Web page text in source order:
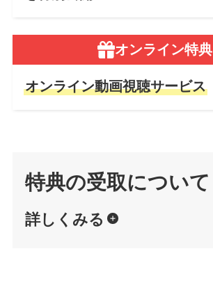
オンライン特典
オンライン動画視聴サービス
特典の受取について
詳しくみる